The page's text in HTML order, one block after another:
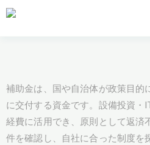
補助金は、国や自治体が政策目的
に交付する資金です。設備投資・
経費に活用でき、原則として返済
件を確認し、自社に合った制度を